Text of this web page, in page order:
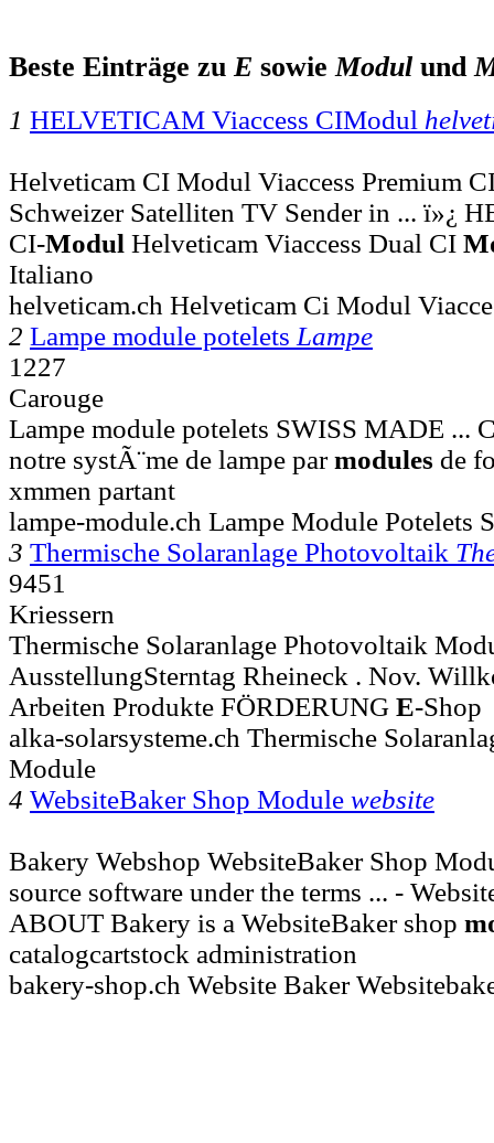
Beste Einträge zuE sowieModulund
1 HELVETICAM Viaccess CIModul
Helveticam CI Modul Viaccess Premium
Schweizer Satelliten TV Sender in ... ï»¿
CI-Modul Helveticam Viaccess Dual CI
Italiano
helveticam.ch Helveticam Ci Modul
2 Lampe module potelets Lampe
1227
Carouge
Lampe module potelets SWISS MADE ...
notre systÃ¨me de lampe parmodules de
xmmen partant
lampe-module.ch Lampe Module Potelets
3 Thermische Solaranlage Photovoltaik
9451
Kriessern
Thermische Solaranlage Photovoltaik
AusstellungSterntag Rheineck . Nov.
Arbeiten Produkte FÖRDERUNG E-Shop
alka-solarsysteme.ch Thermische
Module
4 WebsiteBaker Shop Module website
Bakery Webshop WebsiteBaker Shop
source software under the terms ... -
ABOUT Bakery is a WebsiteBaker shop
catalogcartstock administration
bakery-shop.ch Website Baker